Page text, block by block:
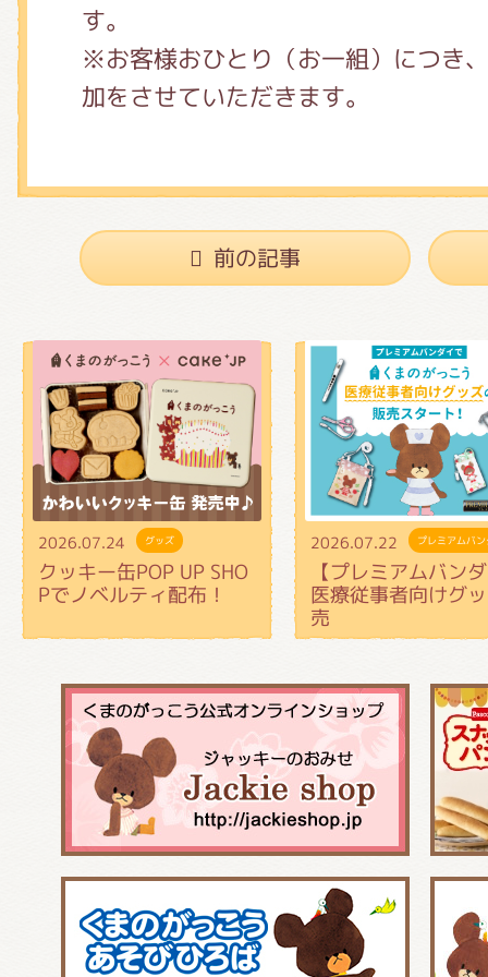
す。
※お客様おひとり（お一組）につき
加をさせていただきます。
前の記事
2026.07.24 グッズ
クッキー缶POP UP SHO
Pでノベルティ配布！
2026.07.22 プレミアムバ
【プレミアムバン
医療従事者向けグ
売